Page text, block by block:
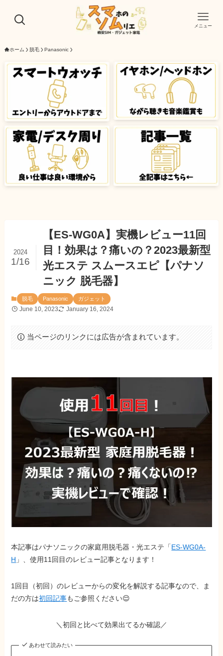
メニュー
ホーム 脱毛 Panasonic
【ES-WG0A】実機レビュー11回
目！効果は？痛いの？2023最新型
光エステ スムースエピ【パナソ
ニック 脱毛器】
2024
1/16
脱毛 Panasonic ガジェット
June 10, 2023 January 16, 2024
当ページのリンクには広告が含まれています。
本記事はパナソニックの家庭用脱毛器・光エステ「ES-WG0A-
H 」、使用11回目のレビュー記事となります！
1回目（初回）のレビューからの変化を解説する記事なので、ま
だの方は初回記事もご参照ください😌
＼ 初回と比べて効果出てるか確認／
あわせて読みたい